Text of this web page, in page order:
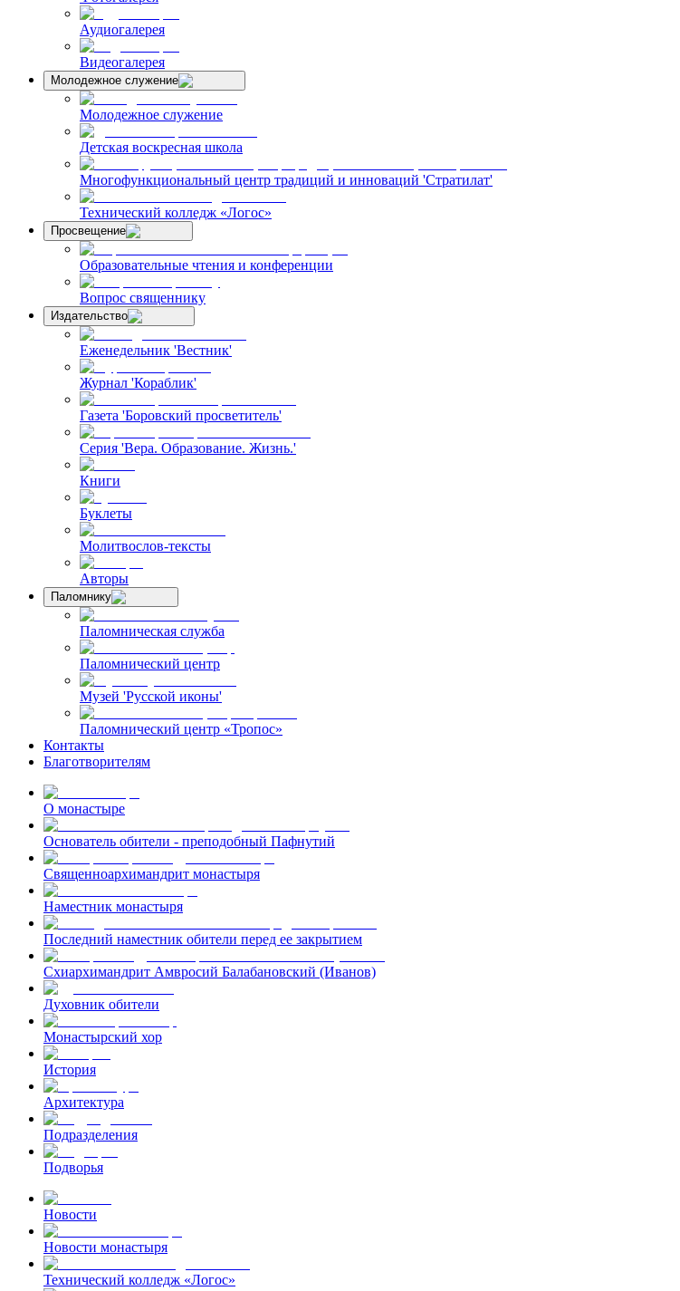
Аудиогалерея
Видеогалерея
Молодежное служение
Молодежное служение
Детская воскресная школа
Многофункциональный центр традиций и инноваций 'Стратилат'
Технический колледж «Логос»
Просвещение
Образовательные чтения и конференции
Вопрос священнику
Издательство
Еженедельник 'Вестник'
Журнал 'Кораблик'
Газета 'Боровский просветитель'
Серия 'Вера. Образование. Жизнь.'
Книги
Буклеты
Молитвослов-тексты
Авторы
Паломнику
Паломническая служба
Паломнический центр
Музей 'Русской иконы'
Паломнический центр «Тропос»
Контакты
Благотворителям
О монастыре
Основатель обители - преподобный Пафнутий
Священноархимандрит монастыря
Наместник монастыря
Последний наместник обители перед ее закрытием
Схиархимандрит Амвросий Балабановский (Иванов)
Духовник обители
Монастырский хор
История
Архитектура
Подразделения
Подворья
Новости
Новости монастыря
Технический колледж «Логос»